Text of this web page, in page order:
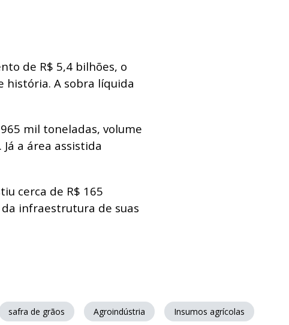
de R$ 5,4 bilhões, o
história. A sobra líquida
mil toneladas, volume
a área assistida
cerca de R$ 165
infraestrutura de suas
safra de grãos Agroindústria Insumos agrícolas